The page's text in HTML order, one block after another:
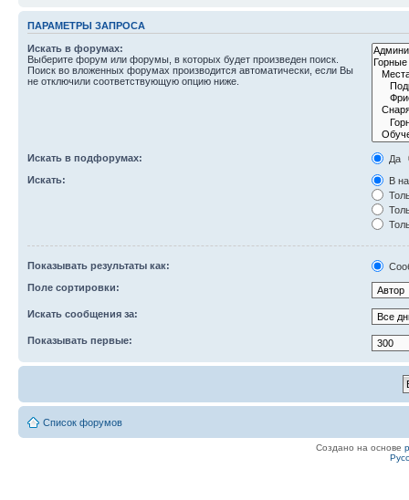
ПАРАМЕТРЫ ЗАПРОСА
Искать в форумах:
Выберите форум или форумы, в которых будет произведен поиск.
Поиск во вложенных форумах производится автоматически, если Вы
не отключили соответствующую опцию ниже.
Искать в подфорумах:
Да
Искать:
В
Показывать результаты как:
Поле сортировки:
Искать сообщения за:
Показывать первые:
Список форумов
Создано на основе